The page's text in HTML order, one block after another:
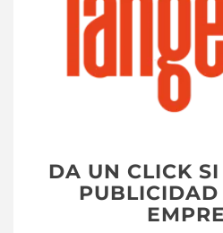
DA UN CLICK
PUBLICIDAD